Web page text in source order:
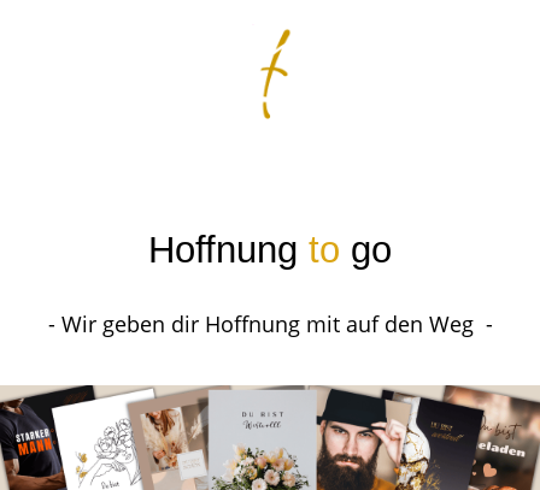
Hoffnung to go
- Wir geben dir Hoffnung mit auf den Weg -